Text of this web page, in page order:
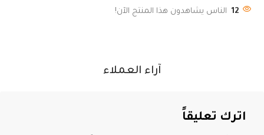
12 الناس يشاهدون هذا المنتج الآن!
آراء العملاء
اترك تعليقاً